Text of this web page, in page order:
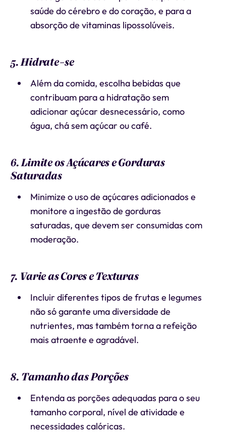
saúde do cérebro e do coração, e para a
absorção de vitaminas lipossolúveis.
5. Hidrate-se
Além da comida, escolha bebidas que
contribuam para a hidratação sem
adicionar açúcar desnecessário, como
água, chá sem açúcar ou café.
6. Limite os Açúcares e Gorduras
Saturadas
Minimize o uso de açúcares adicionados e
monitore a ingestão de gorduras
saturadas, que devem ser consumidas com
moderação.
7. Varie as Cores e Texturas
Incluir diferentes tipos de frutas e legumes
não só garante uma diversidade de
nutrientes, mas também torna a refeição
mais atraente e agradável.
8. Tamanho das Porções
Entenda as porções adequadas para o seu
tamanho corporal, nível de atividade e
necessidades calóricas.